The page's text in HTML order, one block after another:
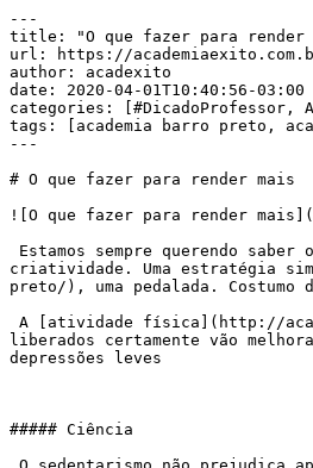
---
title: "O que fazer para render
url: https://
author: acadexito
date: 2020-04-01T10:40:56-03:00
categories: [#DicadoProfessor,
tags: [academia barro preto,
---
# O que fazer para render mais
![O que fazer para render
criatividade. Uma estratégia
preto/), uma pedalada.
liberados certamente vão
depressões leves
##### Ciência